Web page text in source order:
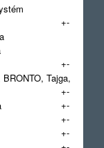
+-
+-
Tajga,
+-
+-
+-
+-